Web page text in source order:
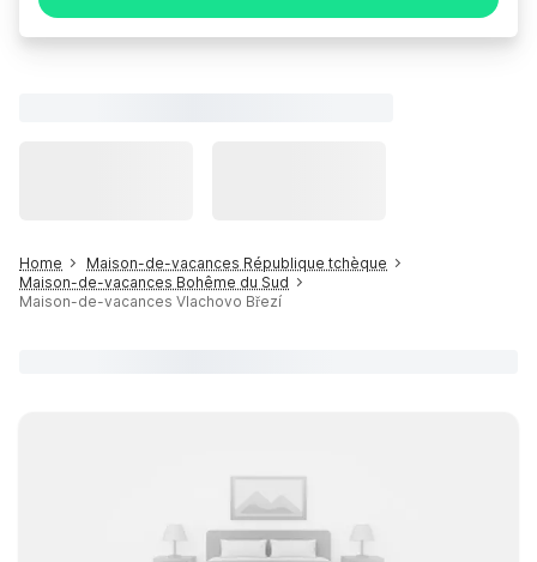
Home
Maison-de-vacances République tchèque
Maison-de-vacances Bohême du Sud
Maison-de-vacances Vlachovo Březí